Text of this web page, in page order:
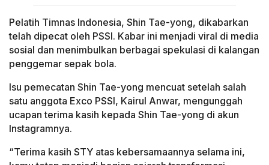
Pelatih Timnas Indonesia, Shin Tae-yong, dikabarkan
telah dipecat oleh PSSI. Kabar ini menjadi viral di media
sosial dan menimbulkan berbagai spekulasi di kalangan
penggemar sepak bola.
Isu pemecatan Shin Tae-yong mencuat setelah salah
satu anggota Exco PSSI, Kairul Anwar, mengunggah
ucapan terima kasih kepada Shin Tae-yong di akun
Instagramnya.
“Terima kasih STY atas kebersamaannya selama ini,